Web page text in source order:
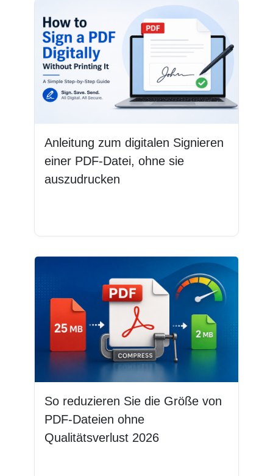
Anleitung zum digitalen Signieren
einer PDF-Datei, ohne sie
auszudrucken
So reduzieren Sie die Größe von
PDF-Dateien ohne
Qualitätsverlust 2026